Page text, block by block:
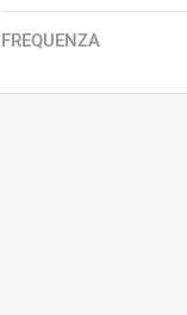
FREQUENZA